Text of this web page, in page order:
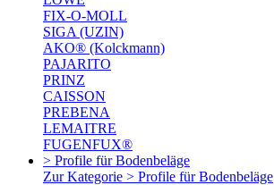
FIX-O-MOLL
SIGA (UZIN)
AKO® (Kolckmann)
PAJARITO
PRINZ
CAISSON
PREBENA
LEMAITRE
FUGENFUX®
> Profile für Bodenbeläge
Zur Kategorie > Profile für Bodenbeläge